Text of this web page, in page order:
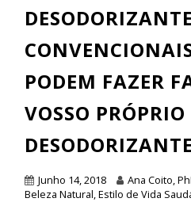
PODEM FAZER
VOSSO PRÓPRIO
Junho 14, 2018 Ana Coito,
Beleza Natural,Estilo de Vida